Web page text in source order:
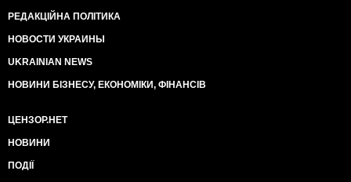
РЕДАКЦІЙНА ПОЛІТИКА
НОВОСТИ УКРАИНЫ
UKRAINIAN NEWS
НОВИНИ БІЗНЕСУ, ЕКОНОМІКИ, ФІНАНСІВ
ЦЕНЗОР.НЕТ
НОВИНИ
ПОДІЇ